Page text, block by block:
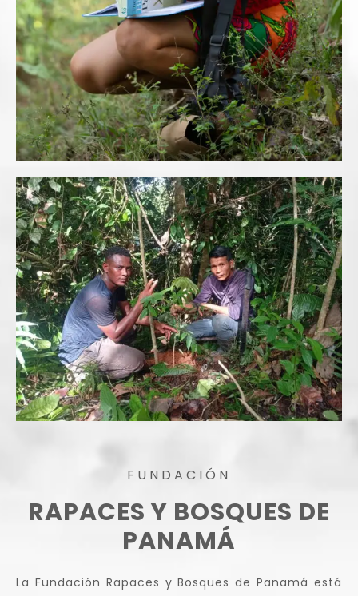
FUNDACIÓN
RAPACES Y BOSQUES DE
PANAMÁ
La Fundación Rapaces y Bosques de Panamá está